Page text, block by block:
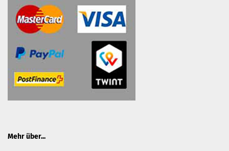
Mehr über...